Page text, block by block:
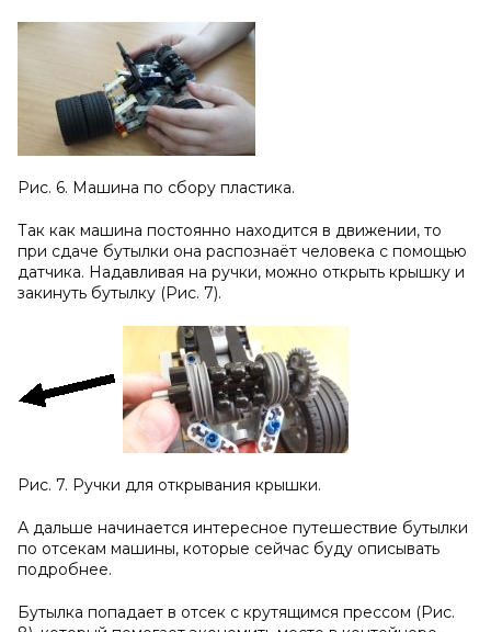
Рис. 6. Машина по сбору пластика.
Так как машина постоянно находится в движении, то
при сдаче бутылки она распознаёт человека с помощью
датчика. Надавливая на ручки, можно открыть крышку и
закинуть бутылку (Рис. 7).
Рис. 7. Ручки для открывания крышки.
А дальше начинается интересное путешествие бутылки
по отсекам машины, которые сейчас буду описывать
подробнее.
Бутылка попадает в отсек с крутящимся прессом (Рис.